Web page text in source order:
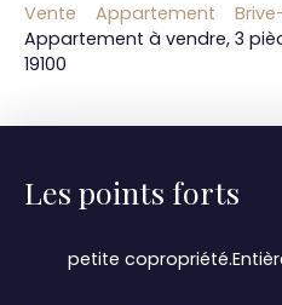
Vente Appartement
Appartement à vendre, 3
19100
Les points forts
petite